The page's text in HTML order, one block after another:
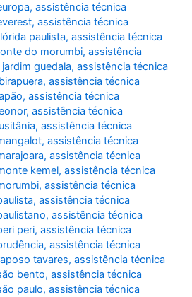
,assistência técnica
,assistência técnica
paulista,assistência técnica
do morumbi,assistência
guedala,assistência técnica
,assistência técnica
,assistência técnica
,assistência técnica
,assistência técnica
,assistência técnica
,assistência técnica
kemel,assistência técnica
,assistência técnica
,assistência técnica
,assistência técnica
peri,assistência técnica
,assistência técnica
tavares,assistência técnica
bento,assistência técnica
paulo,assistência técnica